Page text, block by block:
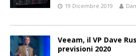
19 Dicembre 2019
Veeam, il VP Dave
previsioni 2020